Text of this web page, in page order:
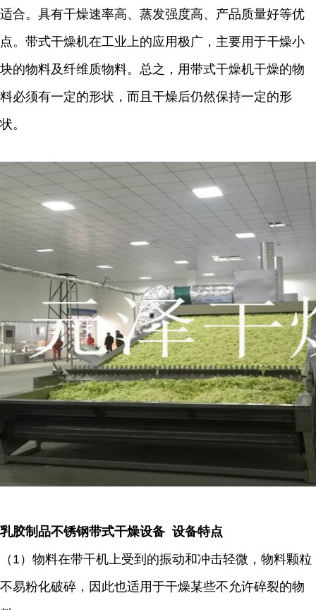
适合。具有干燥速率高、蒸发强度高、产品质量好等优
点。带式干燥机在工业上的应用极广，主要用于干燥小
块的物料及纤维质物料。总之，用带式干燥机干燥的物
料必须有一定的形状，而且干燥后仍然保持一定的形
状。
乳胶制品不锈钢带式干燥设备 设备特点
（1）物料在带干机上受到的振动和冲击轻微，物料颗粒
不易粉化破碎，因此也适用于干燥某些不允许碎裂的物